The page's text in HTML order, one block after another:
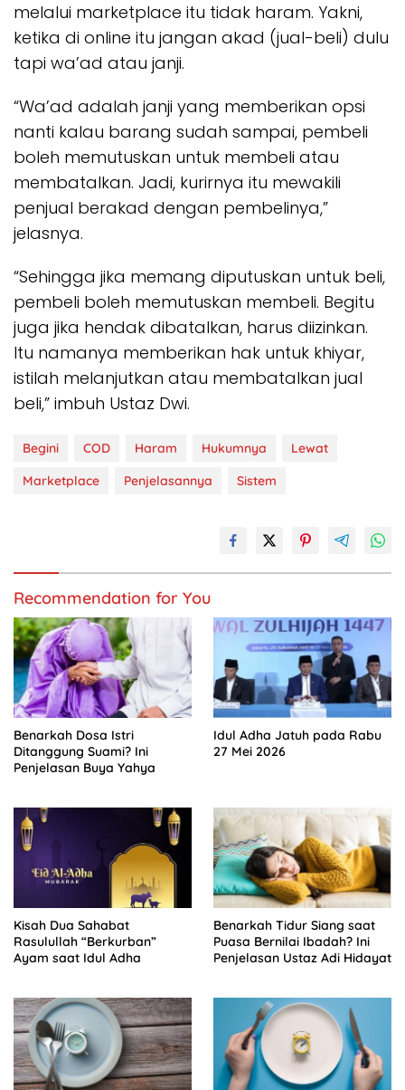
melalui marketplace itu tidak haram. Yakni,
ketika di online itu jangan akad (jual-beli) dulu
tapi wa’ad atau janji.
“Wa’ad adalah janji yang memberikan opsi
nanti kalau barang sudah sampai, pembeli
boleh memutuskan untuk membeli atau
membatalkan. Jadi, kurirnya itu mewakili
penjual berakad dengan pembelinya,”
jelasnya.
“Sehingga jika memang diputuskan untuk beli,
pembeli boleh memutuskan membeli. Begitu
juga jika hendak dibatalkan, harus diizinkan.
Itu namanya memberikan hak untuk khiyar,
istilah melanjutkan atau membatalkan jual
beli,” imbuh Ustaz Dwi.
Begini COD Haram Hukumnya
Lewat
Marketplace
Penjelasannya Sistem
Recommendation for You
Benarkah Dosa Istri
Ditanggung Suami? Ini
Penjelasan Buya Yahya
Idul Adha Jatuh pada Rabu
27 Mei 2026
Kisah Dua Sahabat
Rasulullah “Berkurban”
Ayam saat Idul Adha
Benarkah Tidur Siang saat
Puasa Bernilai Ibadah? Ini
Penjelasan Ustaz Adi Hidayat